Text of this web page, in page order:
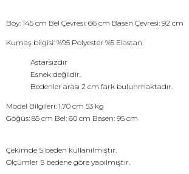
Boy: 145 cm Bel Çevresi: 66 cm Basen Çevresi: 92 cm
Kumaş bilgisi: %95 Polyester %5 Elastan
Astarsızdır
Esnek değildir.
Bedenler arası 2 cm fark bulunmaktadır.
Model Bilgileri: 1.70 cm 53 kg
Göğüs: 85 cm Bel: 60 cm Basen: 95 cm
Çekimde S beden kullanılmıştır.
Ölçümler S bedene göre yapılmıştır.